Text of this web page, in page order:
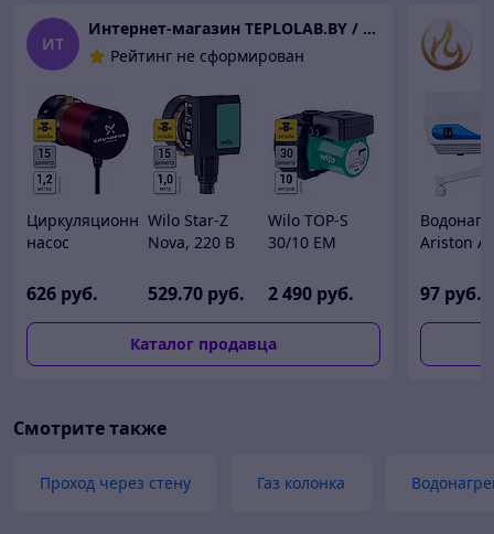
ИT
Интернет-магазин TEPLOLAB.BY / ООО "Лаборатория тепла"
Рейтинг не сформирован
Циркуляционный
насос
Comfort 15-14
B PM, 220 В
626 руб.
Wilo Star-Z
Nova, 220 В
насос
529.70 руб.
Wilo TOP-S
30/10 EM
циркуляционный
2 490 руб.
Каталог продавца
Ariston
97 руб.
Смотрите также
Проход через стену Газ колонка